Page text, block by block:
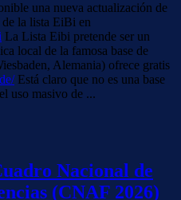
una nueva actualización de
de la lista EiBi en
La Lista Eibi pretende ser un
local de la famosa base de
Alemania) ofrece gratis
Está claro que no es una base
uso masivo de ...
Nacional de
(CNAF 2026)